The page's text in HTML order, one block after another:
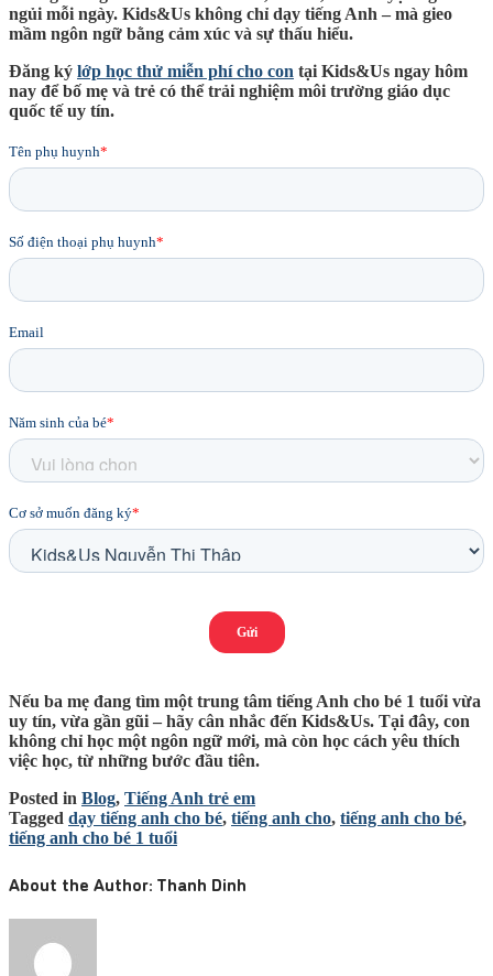
ngủi mỗi ngày. Kids&Us không chỉ dạy tiếng Anh – mà gieo
mầm ngôn ngữ bằng cảm xúc và sự thấu hiểu.
Đăng ký lớp học thử miễn phí cho con tại Kids&Us ngay hôm
nay để bố mẹ và trẻ có thể trải nghiệm môi trường giáo dục
quốc tế uy tín.
Nếu ba mẹ đang tìm một trung tâm tiếng Anh cho bé 1 tuổi vừa
uy tín, vừa gần gũi – hãy cân nhắc đến Kids&Us. Tại đây, con
không chỉ học một ngôn ngữ mới, mà còn học cách yêu thích
việc học, từ những bước đầu tiên.
Posted in Blog, Tiếng Anh trẻ em
Tagged dạy tiếng anh cho bé, tiếng anh cho, tiếng anh cho bé,
tiếng anh cho bé 1 tuổi
About the Author: Thanh Dinh